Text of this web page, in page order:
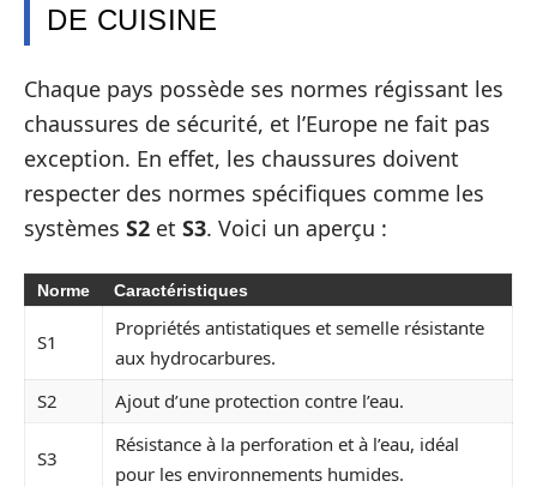
DE CUISINE
Chaque pays possède ses normes régissant les
chaussures de sécurité, et l’Europe ne fait pas
exception. En effet, les chaussures doivent
respecter des normes spécifiques comme les
systèmes S2 et S3. Voici un aperçu :
Norme Caractéristiques
S1
Propriétés antistatiques et semelle résistante
aux hydrocarbures.
S2
Ajout d’une protection contre l’eau.
S3
Résistance à la perforation et à l’eau, idéal
pour les environnements humides.